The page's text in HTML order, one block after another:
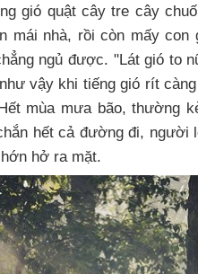
gió quật cây tre cây
mái nhà, rồi còn mấy
ngủ được. "Lát gió to
vậy khi tiếng gió rít
mùa mưa bão, thường
hết cả đường đi,
hở ra mặt.